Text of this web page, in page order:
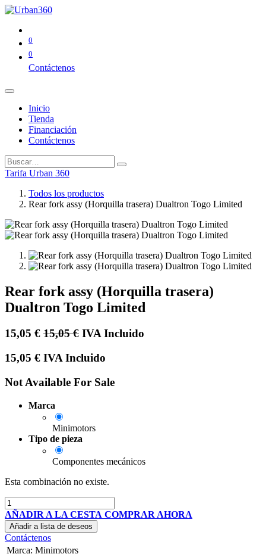
0
0
Contáctenos
Inicio
Tienda
Financiación
Contáctenos
Tarifa Urban 360
Todos los productos
Rear fork assy (Horquilla trasera) Dualtron Togo Limited
Rear fork assy (Horquilla trasera)
Dualtron Togo Limited
15,05 € 15,05€ IVA Incluido
15,05 € IVA Incluido
Not Available For Sale
Marca
Minimotors
Tipo de pieza
Componentes mecánicos
Esta combinación no existe.
AÑADIR A LA CESTA COMPRAR AHORA
Añadir a lista de deseos
Contáctenos
Marca: Minimotors